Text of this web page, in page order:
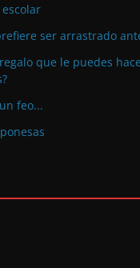
ser arrastrado
que le puedes
feo...